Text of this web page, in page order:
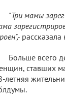
"Три мамы
Больше всего
ставших
летняя